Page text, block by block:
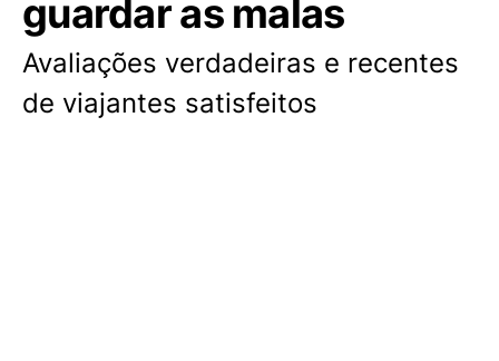
guardar as malas
Avaliações verdadeiras e recentes
de viajantes satisfeitos